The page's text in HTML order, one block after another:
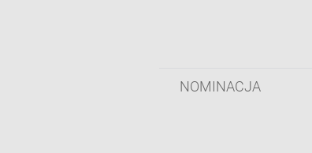
NOMINACJA